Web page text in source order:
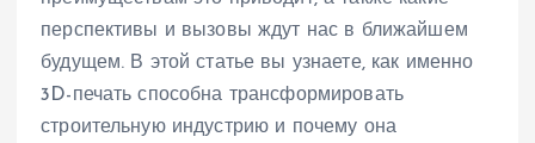
перспективы и вызовы ждут нас в ближайшем
будущем. В этой статье вы узнаете, как именно
3D-печать способна трансформировать
строительную индустрию и почему она